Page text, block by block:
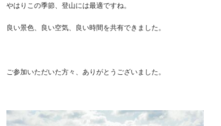
やはりこの季節、登山には最適ですね。
良い景色、良い空気、良い時間を共有できました。
ご参加いただいた方々、ありがとうございました。